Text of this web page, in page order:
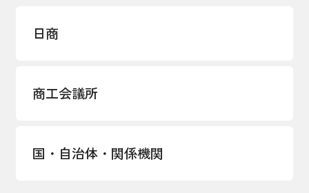
日商
商工会議所
国・自治体・関係機関